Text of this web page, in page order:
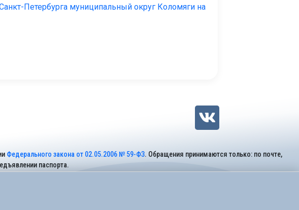
Петербурга муниципальный округ Коломяги на
Федерального закона от 02.05.2006 № 59-ФЗ. Обращения принимаются только: по почте,
паспорта.